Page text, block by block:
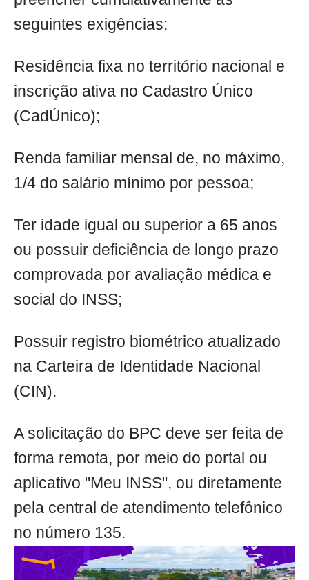
seguintes exigências:
Residência fixa no território nacional e
inscrição ativa no Cadastro Único
(CadÚnico);
Renda familiar mensal de, no máximo,
1/4 do salário mínimo por pessoa;
Ter idade igual ou superior a 65 anos
ou possuir deficiência de longo prazo
comprovada por avaliação médica e
social do INSS;
Possuir registro biométrico atualizado
na Carteira de Identidade Nacional
(CIN).
A solicitação do BPC deve ser feita de
forma remota, por meio do portal ou
aplicativo "Meu INSS", ou diretamente
pela central de atendimento telefônico
no número 135.